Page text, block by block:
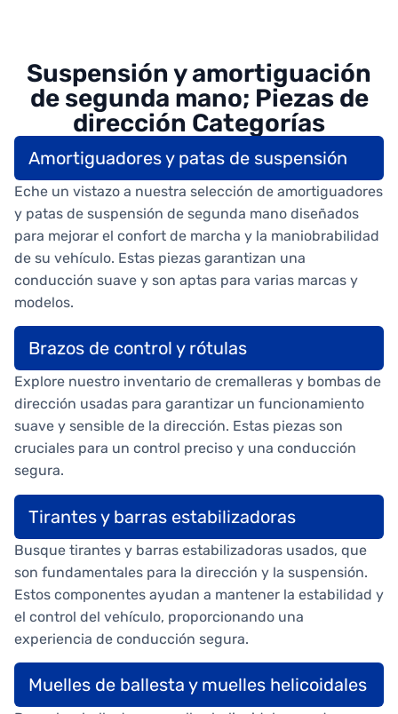
Suspensión y amortiguación
de segunda mano; Piezas de
dirección Categorías
Amortiguadores y patas de suspensión
Eche un vistazo a nuestra selección de amortiguadores
y patas de suspensión de segunda mano diseñados
para mejorar el confort de marcha y la maniobrabilidad
de su vehículo. Estas piezas garantizan una
conducción suave y son aptas para varias marcas y
modelos.
Brazos de control y rótulas
Explore nuestro inventario de cremalleras y bombas de
dirección usadas para garantizar un funcionamiento
suave y sensible de la dirección. Estas piezas son
cruciales para un control preciso y una conducción
segura.
Tirantes y barras estabilizadoras
Busque tirantes y barras estabilizadoras usados, que
son fundamentales para la dirección y la suspensión.
Estos componentes ayudan a mantener la estabilidad y
el control del vehículo, proporcionando una
experiencia de conducción segura.
Muelles de ballesta y muelles helicoidales